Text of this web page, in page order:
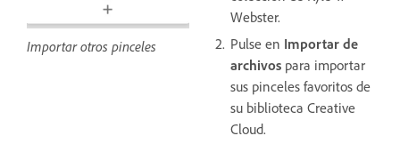
Webster.
Pulse en Importar de
archivos para importar
sus pinceles favoritos de
su biblioteca Creative
Cloud.
Importar otros pinceles